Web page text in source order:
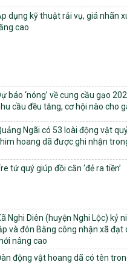
kiện, trình tự, thủ tục, hồ sơ xét,
định công nhận xã đạt chuẩn
mới hiện đại và tỉnh, thành phố
thôn mới giai đoạn 2026 –
16/2026/QĐ-TTg
tắc, tiêu chí, định mức phân
đối ứng ngân sách của địa
mục tiêu quốc gia xây dựng
và phát triển kinh tế – xã hội
miền núi giai đoạn 2026 – 2030
sách các xã thuộc nhóm
nông thôn mới giai đoạn
thực hiện Dự án liên kết theo
trình Mục tiêu quốc gia
2025 được kéo dài sang năm
hành Kế hoạch triển khai
dụng kỹ thuật rải vụ, giá nhãn
cao
báo ‘nóng’ về cung cầu gạo
cầu đều tăng, cơ hội nào cho
Ngãi có 53 loài động vật
hoang dã được ghi nhận
tứ quý giúp đồi cằn ‘đẻ ra tiền’
Nghi Diên (huyện Nghi Lộc) kỷ
và đón Bằng công nhận xã
nâng cao
động vật hoang dã có tên